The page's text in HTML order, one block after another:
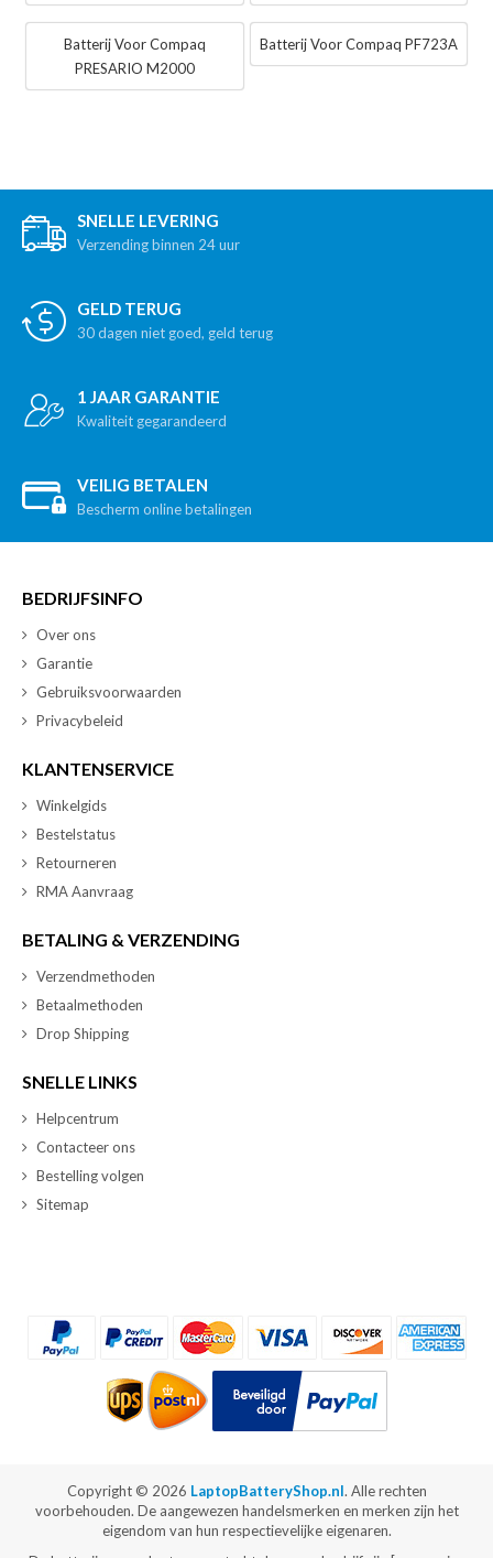
Batterij Voor Compaq
PRESARIO M2000
Batterij Voor Compaq PF723A
SNELLE LEVERING
Verzending binnen 24 uur
GELD TERUG
30 dagen niet goed, geld terug
1 JAAR GARANTIE
Kwaliteit gegarandeerd
VEILIG BETALEN
Bescherm online betalingen
BEDRIJFSINFO
Over ons
Garantie
Gebruiksvoorwaarden
Privacybeleid
KLANTENSERVICE
Winkelgids
Bestelstatus
Retourneren
RMA Aanvraag
BETALING & VERZENDING
Verzendmethoden
Betaalmethoden
Drop Shipping
SNELLE LINKS
Helpcentrum
Contacteer ons
Bestelling volgen
Sitemap
Copyright © 2026 LaptopBatteryShop.nl. Alle rechten
voorbehouden. De aangewezen handelsmerken en merken zijn het
eigendom van hun respectievelijke eigenaren.